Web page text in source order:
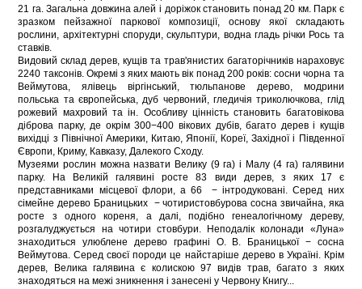
21 га. Загальна довжина алей і доріжок становить понад 20 км. Парк є
зразком пейзажної паркової композиції, основу якої складають
рослини, архітектурні споруди, скульптури, водна гладь річки Рось та
ставків.
Видовий склад дерев, кущів та трав'янистих багаторічників нараховує
2240 таксонів. Окремі з яких мають вік понад 200 років: сосни чорна та
Веймутова, ялівець віргінський, тюльпанове дерево, модрини
польська та європейська, дуб червоний, гледичія триколючкова, глід
рожевий махровий та ін. Особливу цінність становить багатовікова
діброва парку, де окрім 300−400 вікових дубів, багато дерев і кущів
вихідці з Північної Америки, Китаю, Японії, Кореї, Західної і Південної
Європи, Криму, Кавказу, Далекого Сходу.
Музеями рослин можна назвати Велику (9 га) і Малу (4 га) галявини
парку. На Великій галявині росте 83 види дерев, з яких 17 є
представниками місцевої флори, а 66 − інтродуковані. Серед них
сімейне дерево Браницьких − чотиристовбурова сосна звичайна, яка
росте з одного кореня, а далі, подібно генеалогічному дереву,
розгалуджується на чотири стовбури. Неподалік колонади «Луна»
знаходиться улюблене дерево графині О. В. Браницької − сосна
Веймутова. Серед своєї породи це найстаріше дерево в Україні. Крім
дерев, Велика галявина є колискою 97 видів трав, багато з яких
знаходяться на межі зникнення і занесені у Червону Книгу...